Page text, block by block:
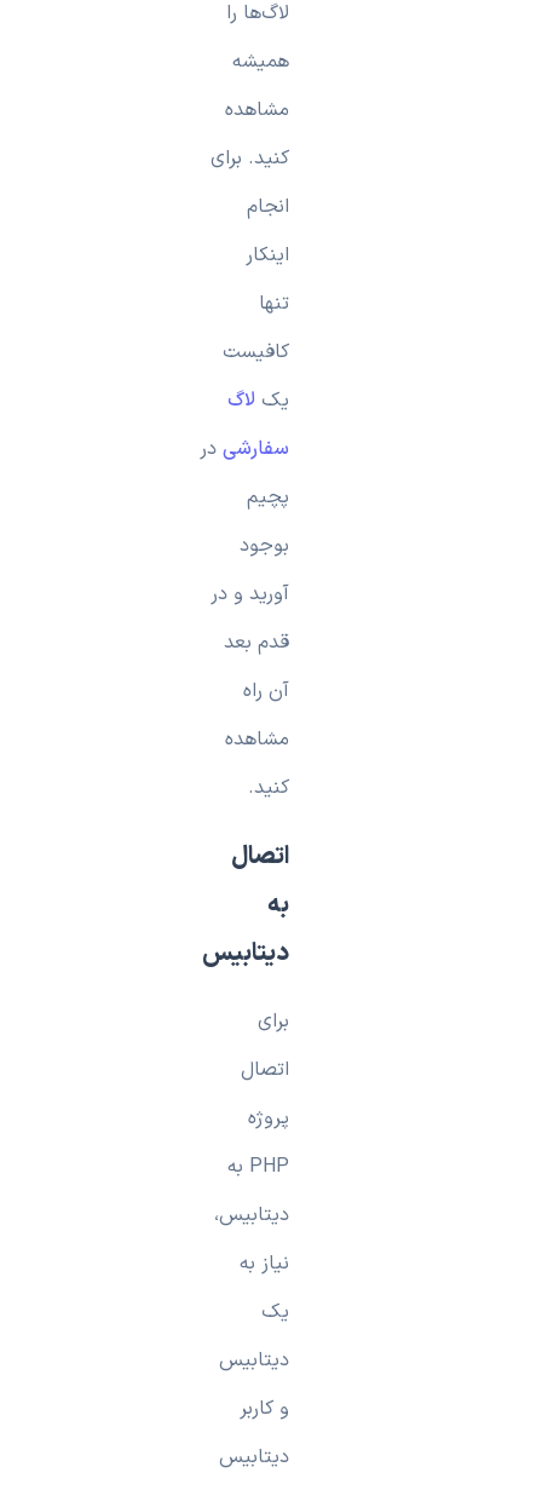
لاگ‌ها را
همیشه
مشاهده
کنید. برای
انجام
اینکار
تنها
کافیست
یک لاگ
سفارشیدر
پچیم
بوجود
آورید و در
قدم بعد
آن راه
مشاهده
کنید.
اتصال
به
دیتابیس
برای
اتصال
پروژه
PHP به
دیتابیس،
نیاز به
یک
دیتابیس
و کاربر
دیتابیس